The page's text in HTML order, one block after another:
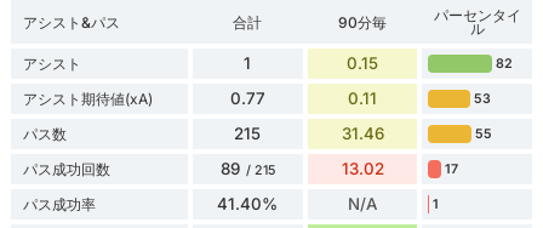
アシスト&パス 合計 90分毎 パーセンタイ
ル
アシスト
1 0.15 82
アシスト期待値(xA) 0.77 0.11 53
パス数 215 31.46 55
パス成功回数 89 / 215 13.02 17
パス成功率 41.40% N/A 1